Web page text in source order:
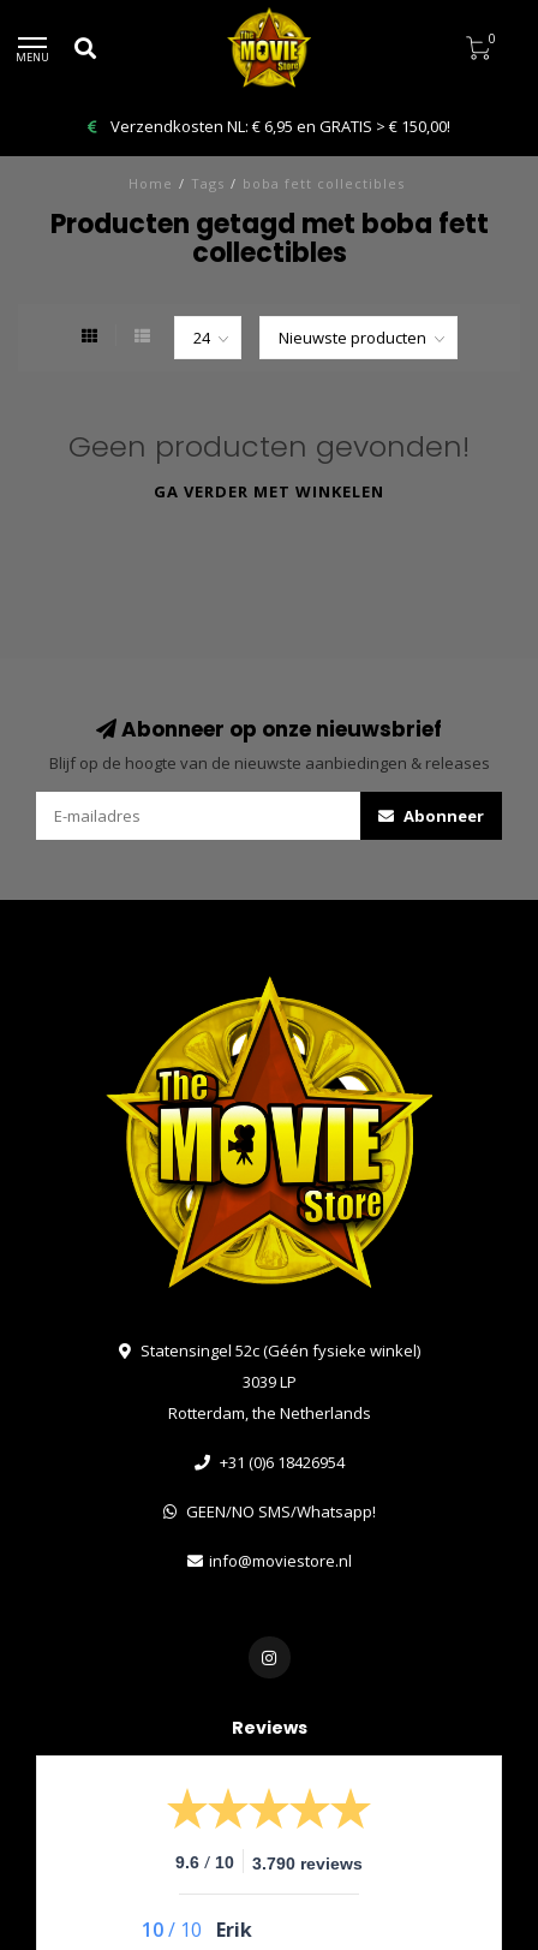
MENU
0
Verzendkosten NL: € 6,95 en GRATIS > € 150,00!
Home / Tags / boba fett collectibles
Producten getagd met boba fett
collectibles
Geen producten gevonden!
GA VERDER MET WINKELEN
Abonneer op onze nieuwsbrief
Blijf op de hoogte van de nieuwste aanbiedingen & releases
Abonneer
Statensingel 52c (Géén fysieke winkel)
3039 LP
Rotterdam, the Netherlands
+31 (0)6 18426954
GEEN/NO SMS/Whatsapp!
info@moviestore.nl
Reviews
9.6 / 10 3.790 reviews
10/ 10
Erik